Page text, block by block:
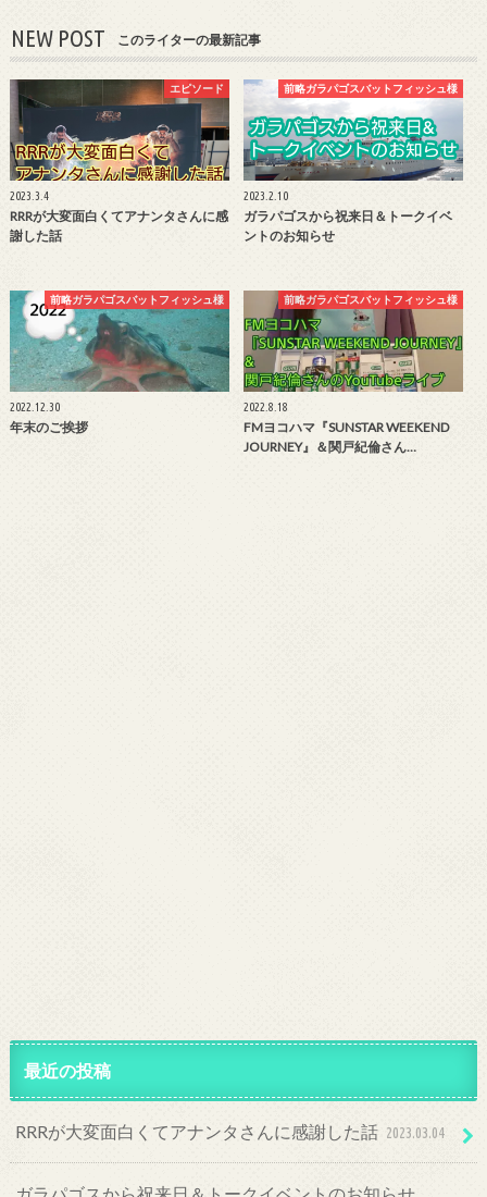
NEW POST このライターの最新記事
エピソード
2023.3.4
RRRが大変面白くてアナンタさんに感
謝した話
前略ガラパゴスバットフィッシュ様
2023.2.10
ガラパゴスから祝来日＆トークイベ
ントのお知らせ
前略ガラパゴスバットフィッシュ様
2022.12.30
年末のご挨拶
前略ガラパゴスバットフィッシュ様
2022.8.18
FMヨコハマ『SUNSTAR WEEKEND
JOURNEY』＆関戸紀倫さん…
最近の投稿
RRRが大変面白くてアナンタさんに感謝した話 2023.03.04